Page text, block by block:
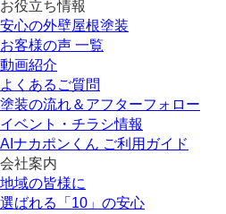
お役立ち情報
安心の外壁屋根塗装
お客様の声 一覧
動画紹介
よくあるご質問
塗装の流れ＆アフターフォロー
イベント・チラシ情報
AIナカポンくん ご利用ガイド
会社案内
地域の皆様に
選ばれる「10」の安心